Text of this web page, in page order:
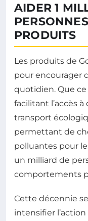
AIDER 1
PRODUITS
Les produits de
pour encourager
quotidien. Que ce
facilitant l’accès
transport
permettant de
polluantes pour
un milliard de
comportements
Cette décennie
intensifier